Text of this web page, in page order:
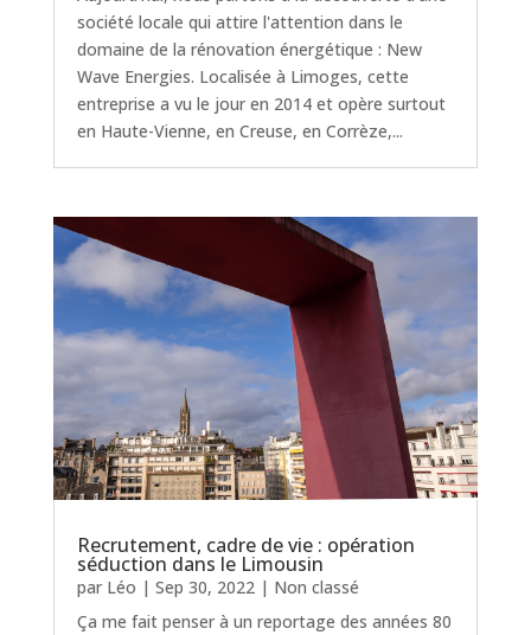
société locale qui attire l'attention dans le
domaine de la rénovation énergétique : New
Wave Energies. Localisée à Limoges, cette
entreprise a vu le jour en 2014 et opère surtout
en Haute-Vienne, en Creuse, en Corrèze,...
Recrutement, cadre de vie : opération
séduction dans le Limousin
par Léo | Sep 30, 2022| Non classé
Ça me fait penser à un reportage des années 80